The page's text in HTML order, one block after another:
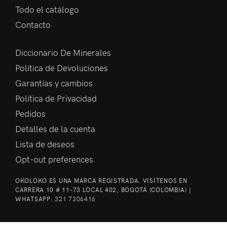
Todo el catálogo
Contacto
Diccionario De Minerales
Política de Devoluciones
Garantías y cambios
Política de Privacidad
Pedidos
Detalles de la cuenta
Lista de deseos
Opt-out preferences
OKOLOKO ES UNA MARCA REGISTRADA. VISÍTENOS EN
CARRERA 10 # 11-73 LOCAL 402, BOGOTÁ (COLOMBIA) |
WHATSAPP:321 7306416